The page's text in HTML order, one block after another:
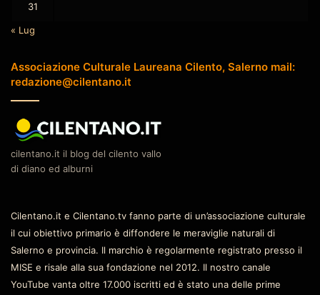
31
« Lug
Associazione Culturale Laureana Cilento, Salerno mail:
redazione@cilentano.it
cilentano.it il blog del cilento vallo
di diano ed alburni
Cilentano.it e Cilentano.tv fanno parte di un’associazione culturale
il cui obiettivo primario è diffondere le meraviglie naturali di
Salerno e provincia. Il marchio è regolarmente registrato presso il
MISE e risale alla sua fondazione nel 2012. Il nostro canale
YouTube vanta oltre 17.000 iscritti ed è stato una delle prime